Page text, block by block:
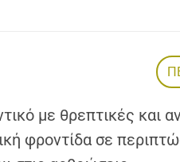
με θρεπτικές και
φροντίδα σε